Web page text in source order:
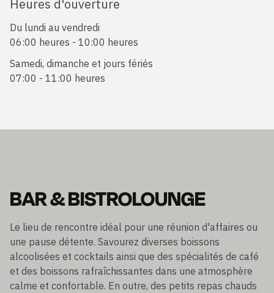
Heures d'ouverture
Du lundi au vendredi
06:00 heures - 10:00 heures
Samedi, dimanche et jours fériés
07:00 - 11:00 heures
BAR & BISTROLOUNGE
Le lieu de rencontre idéal pour une réunion d'affaires ou
une pause détente. Savourez diverses boissons
alcoolisées et cocktails ainsi que des spécialités de café
et des boissons rafraîchissantes dans une atmosphère
calme et confortable. En outre, des petits repas chauds